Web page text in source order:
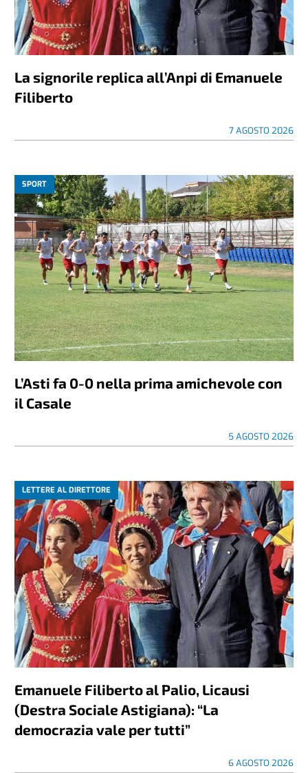
La signorile replica all’Anpi di Emanuele
Filiberto
7 AGOSTO 2026
SPORT
L’Asti fa 0-0 nella prima amichevole con
il Casale
5 AGOSTO 2026
LETTERE AL DIRETTORE
Emanuele Filiberto al Palio, Licausi
(Destra Sociale Astigiana): “La
democrazia vale per tutti”
6 AGOSTO 2026